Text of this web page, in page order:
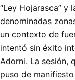
“Ley Hojarasca” y
denominadas
un contexto de
intentó sin éxito
Adorni. La sesión,
puso de